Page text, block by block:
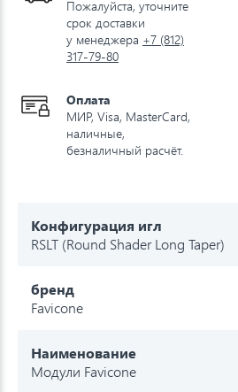
Пожалуйста, уточните
срок доставки
у менеджера +7 (812)
317-79-80
Оплата
МИР, Visa, MasterCard,
наличные,
безналичный расчёт.
Конфигурация игл
RSLT (Round Shader Long Taper)
бренд
Favicone
Наименование
Модули Favicone